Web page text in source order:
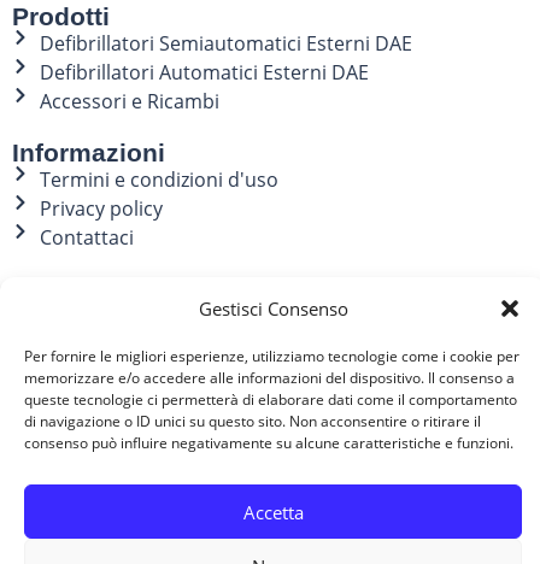
Gestisci Consenso
Per fornire le migliori esperienze, utilizziamo tecnologie come i cookie per
memorizzare e/o accedere alle informazioni del dispositivo. Il consenso a
queste tecnologie ci permetterà di elaborare dati come il comportamento
di navigazione o ID unici su questo sito. Non acconsentire o ritirare il
consenso può influire negativamente su alcune caratteristiche e funzioni.
Accetta
Prodotti
Defibrillatori Semiautomatici Esterni DAE
Defibrillatori Automatici Esterni DAE
Accessori e Ricambi
Informazioni
Termini e condizioni d'uso
Privacy policy
Contattaci
Indirizzi
Storico ordini
Contatti
051 0935879